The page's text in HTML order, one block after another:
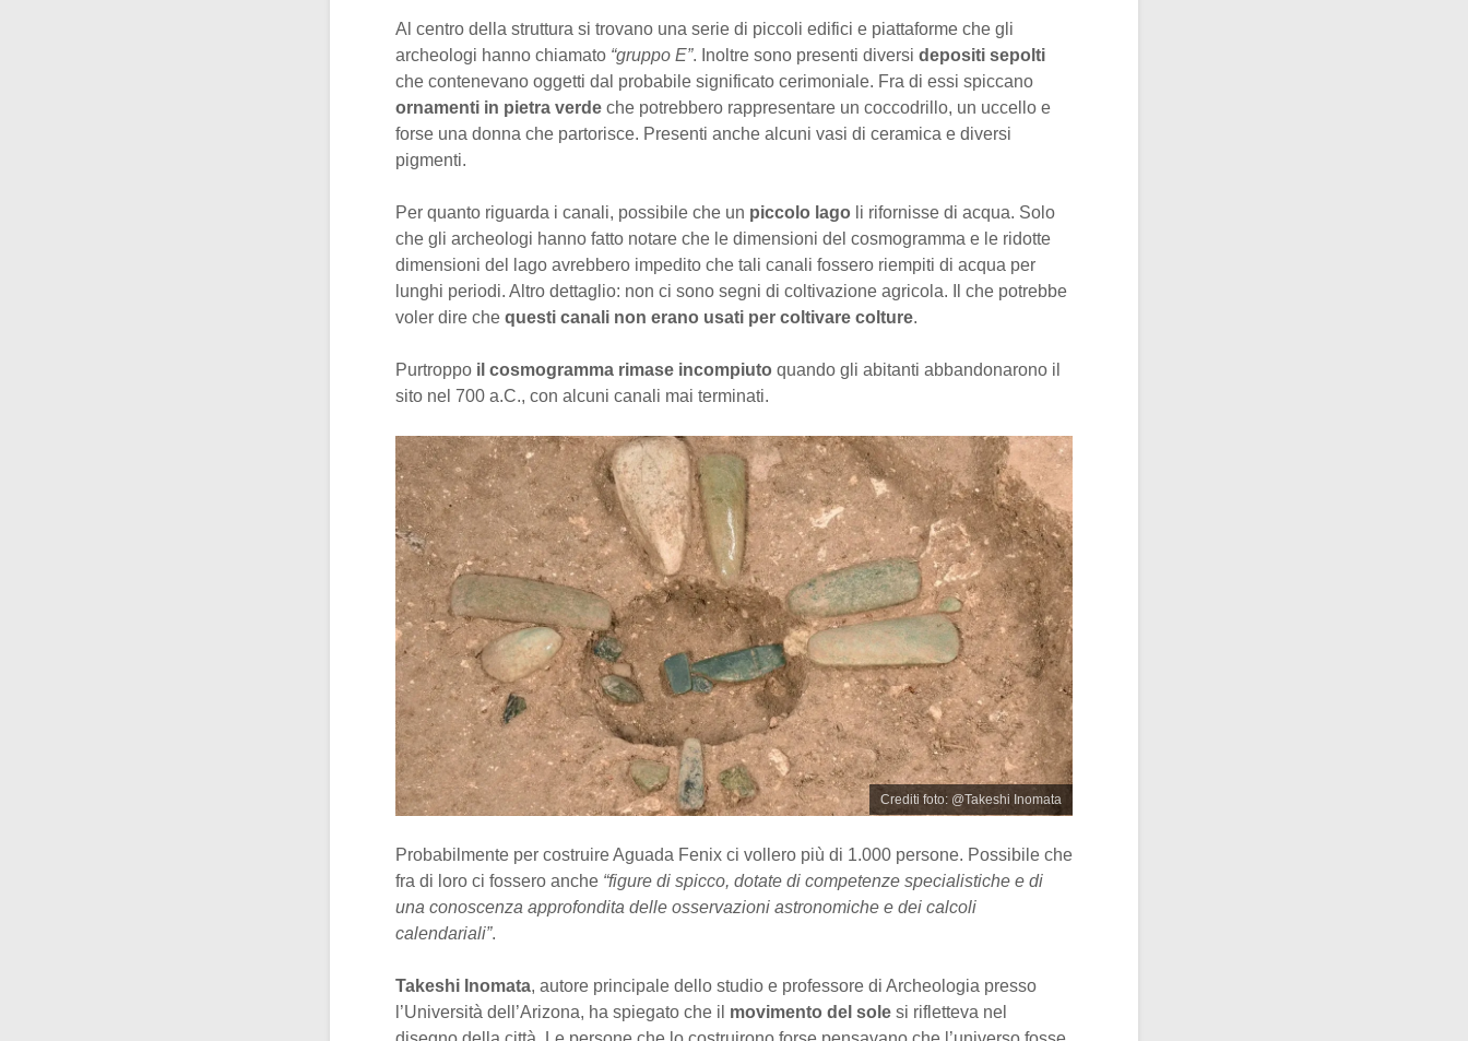
Al centro della struttura si trovano una serie di piccoli edifici e piattaforme che gli
archeologi hanno chiamato “gruppo E”. Inoltre sono presenti diversi depositi sepolti
che contenevano oggetti dal probabile significato cerimoniale. Fra di essi spiccano
ornamenti in pietra verde che potrebbero rappresentare un coccodrillo, un uccello e
forse una donna che partorisce. Presenti anche alcuni vasi di ceramica e diversi
pigmenti.
Per quanto riguarda i canali, possibile che un piccolo lago li rifornisse di acqua. Solo
che gli archeologi hanno fatto notare che le dimensioni del cosmogramma e le ridotte
dimensioni del lago avrebbero impedito che tali canali fossero riempiti di acqua per
lunghi periodi. Altro dettaglio: non ci sono segni di coltivazione agricola. Il che potrebbe
voler dire che questi canali non erano usati per coltivare colture.
Purtroppo il cosmogramma rimase incompiuto quando gli abitanti abbandonarono il
sito nel 700 a.C., con alcuni canali mai terminati.
Crediti foto: @Takeshi Inomata
Probabilmente per costruire Aguada Fenix ci vollero più di 1.000 persone. Possibile che
fra di loro ci fossero anche “figure di spicco, dotate di competenze specialistiche e di
una conoscenza approfondita delle osservazioni astronomiche e dei calcoli
calendariali”.
Takeshi Inomata, autore principale dello studio e professore di Archeologia presso
l’Università dell’Arizona, ha spiegato che il movimento del sole si rifletteva nel